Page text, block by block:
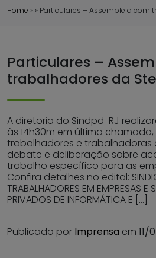
Home » » Particulares – Assembleia com
Particulares –
trabalhadores da
A diretoria do Sindpd-RJ
às 14h30m em última
trabalhadores e trabalhadoras
debate e deliberação sobre
trabalho específico para as
Confira detalhes no edital:
TRABALHADORES EM EMPRESAS E
PRIVADOS DE INFORMÁTICA E […]
Publicado por Imprensa em 11/